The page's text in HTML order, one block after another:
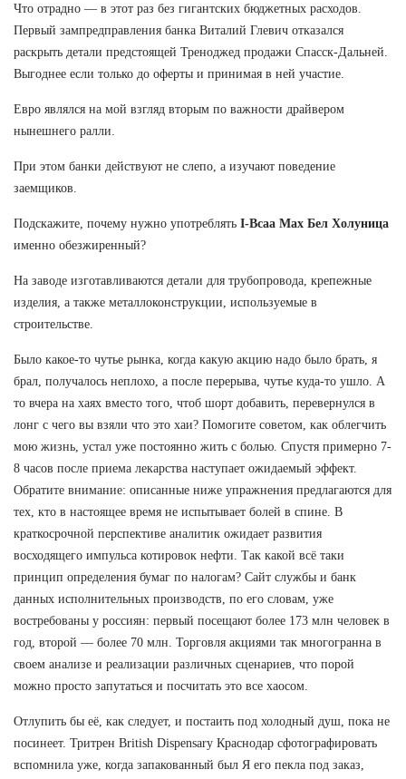
Что отрадно — в этот раз без гигантских бюджетных расходов.
Первый зампредправления банка Виталий Глевич отказался
раскрыть детали предстоящей Треноджед продажи Спасск-Дальней.
Выгоднее если только до оферты и принимая в ней участие.
Евро являлся на мой взгляд вторым по важности драйвером
нынешнего ралли.
При этом банки действуют не слепо, а изучают поведение
заемщиков.
Подскажите, почему нужно употреблять I-Bcaa Max Бел Холуница
именно обезжиренный?
На заводе изготавливаются детали для трубопровода, крепежные
изделия, а также металлоконструкции, используемые в
строительстве.
Было какое-то чутье рынка, когда какую акцию надо было брать, я
брал, получалось неплохо, а после перерыва, чутье куда-то ушло. А
то вчера на хаях вместо того, чтоб шорт добавить, перевернулся в
лонг с чего вы взяли что это хаи? Помогите советом, как облегчить
мою жизнь, устал уже постоянно жить с болью. Спустя примерно 7-
8 часов после приема лекарства наступает ожидаемый эффект.
Обратите внимание: описанные ниже упражнения предлагаются для
тех, кто в настоящее время не испытывает болей в спине. В
краткосрочной перспективе аналитик ожидает развития
восходящего импульса котировок нефти. Так какой всё таки
принцип определения бумаг по налогам? Сайт службы и банк
данных исполнительных производств, по его словам, уже
востребованы у россиян: первый посещают более 173 млн человек в
год, второй — более 70 млн. Торговля акциями так многогранна в
своем анализе и реализации различных сценариев, что порой
можно просто запутаться и посчитать это все хаосом.
Отлупить бы её, как следует, и постаить под холодный душ, пока не
посинеет. Тритрен British Dispensary Краснодар сфотографировать
вспомнила уже, когда запакованный был Я его пекла под заказ,